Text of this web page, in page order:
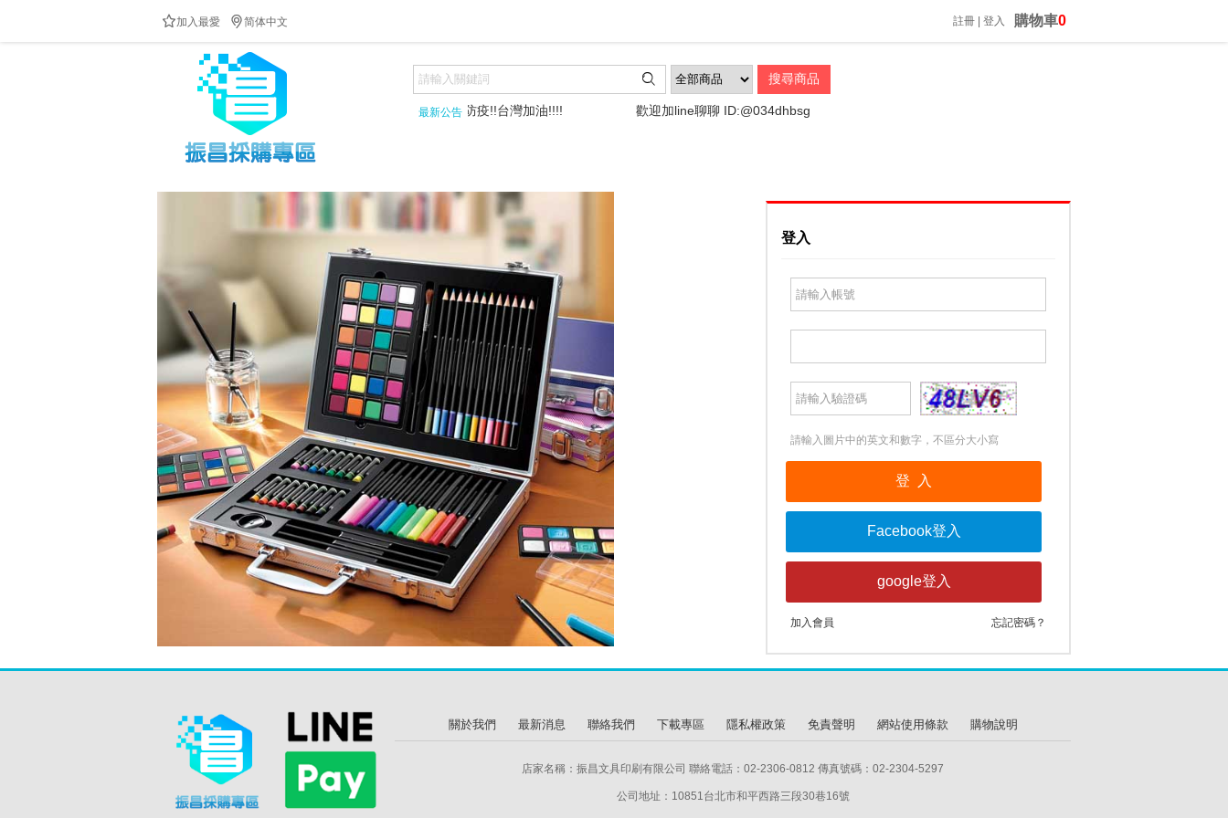
註冊 登入 購物車0
加入最愛 简体中文

最新公告
防疫隔板供應中!!!歡迎來電洽詢!!!全民防疫!!台灣加油!!!! 歡迎加line聊聊 ID:@034dhbsg
登入
請輸入圖片中的英文和數字，不區分大小寫
忘記密碼？
加入會員
關於我們 最新消息 聯絡我們 下載專區 隱私權政策 免責聲明 網站使用條款 購物說明
店家名稱：振昌文具印刷有限公司 聯絡電話：02-2306-0812 傳真號碼：02-2304-5297
公司地址：10851台北市和平西路三段30巷16號